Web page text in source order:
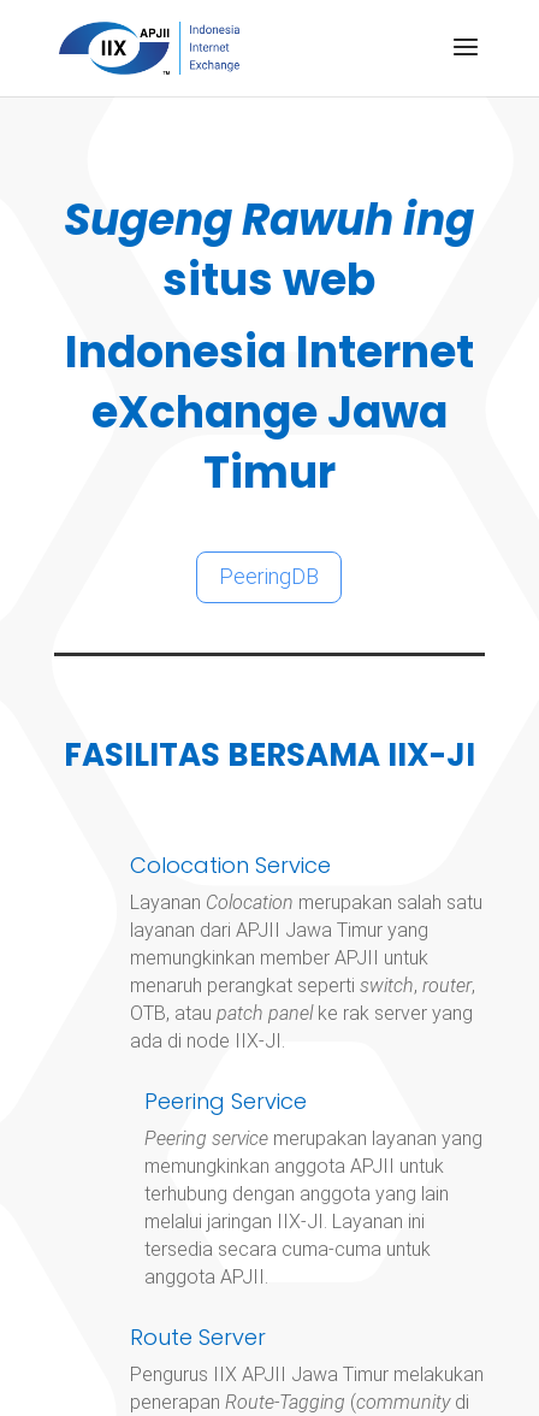
Sugeng Rawuh ing
situs web
Indonesia Internet
eXchange Jawa
Timur
PeeringDB
FASILITAS BERSAMA IIX-JI
Colocation Service
Layanan Colocation merupakan salah satu
layanan dari APJII Jawa Timur yang
memungkinkan member APJII untuk
menaruh perangkat seperti switch, router,
OTB, atau patch panelke rak server yang
ada di node IIX-JI.
Peering Service
Peering servicemerupakan layanan yang
memungkinkan anggota APJII untuk
terhubung dengan anggota yang lain
melalui jaringan IIX-JI. Layanan ini
tersedia secara cuma-cuma untuk
anggota APJII.
Route Server
Pengurus IIX APJII Jawa Timur melakukan
penerapan Route-Tagging (communitydi